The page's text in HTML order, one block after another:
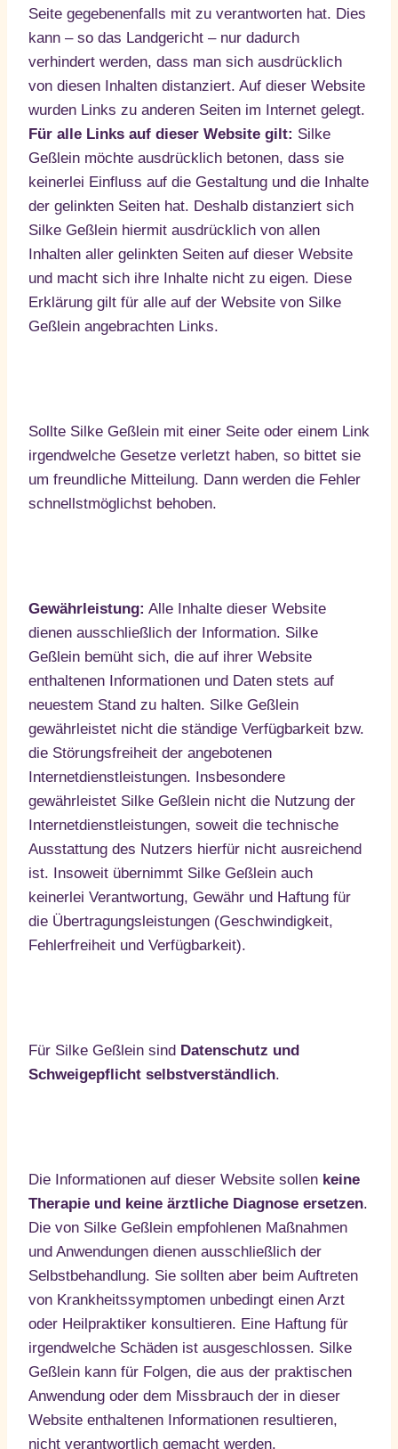
Seite gegebenenfalls mit zu verantworten hat. Dies
kann – so das Landgericht – nur dadurch
verhindert werden, dass man sich ausdrücklich
von diesen Inhalten distanziert. Auf dieser Website
wurden Links zu anderen Seiten im Internet gelegt.
Für alle Links auf dieser Website gilt: Silke
Geßlein möchte ausdrücklich betonen, dass sie
keinerlei Einfluss auf die Gestaltung und die Inhalte
der gelinkten Seiten hat. Deshalb distanziert sich
Silke Geßlein hiermit ausdrücklich von allen
Inhalten aller gelinkten Seiten auf dieser Website
und macht sich ihre Inhalte nicht zu eigen. Diese
Erklärung gilt für alle auf der Website von Silke
Geßlein angebrachten Links.
Sollte Silke Geßlein mit einer Seite oder einem Link
irgendwelche Gesetze verletzt haben, so bittet sie
um freundliche Mitteilung. Dann werden die Fehler
schnellstmöglichst behoben.
Gewährleistung: Alle Inhalte dieser Website
dienen ausschließlich der Information. Silke
Geßlein bemüht sich, die auf ihrer Website
enthaltenen Informationen und Daten stets auf
neuestem Stand zu halten. Silke Geßlein
gewährleistet nicht die ständige Verfügbarkeit bzw.
die Störungsfreiheit der angebotenen
Internetdienstleistungen. Insbesondere
gewährleistet Silke Geßlein nicht die Nutzung der
Internetdienstleistungen, soweit die technische
Ausstattung des Nutzers hierfür nicht ausreichend
ist. Insoweit übernimmt Silke Geßlein auch
keinerlei Verantwortung, Gewähr und Haftung für
die Übertragungsleistungen (Geschwindigkeit,
Fehlerfreiheit und Verfügbarkeit).
Für Silke Geßlein sind Datenschutz und
Schweigepflicht selbstverständlich.
Die Informationen auf dieser Website sollen keine
Therapie und keine ärztliche Diagnose ersetzen.
Die von Silke Geßlein empfohlenen Maßnahmen
und Anwendungen dienen ausschließlich der
Selbstbehandlung. Sie sollten aber beim Auftreten
von Krankheitssymptomen unbedingt einen Arzt
oder Heilpraktiker konsultieren. Eine Haftung für
irgendwelche Schäden ist ausgeschlossen. Silke
Geßlein kann für Folgen, die aus der praktischen
Anwendung oder dem Missbrauch der in dieser
Website enthaltenen Informationen resultieren,
nicht verantwortlich gemacht werden.